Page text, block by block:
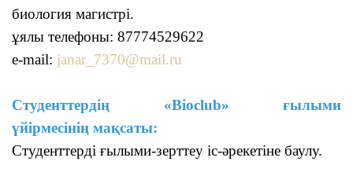
биология магистрі.
ұялы телефоны: 87774529622
e-mail: janar_7370@mail.ru
Студенттердің «Bioclub» ғылыми
үйірмесінің мақсаты:
Студенттерді ғылыми-зерттеу іс-әрекетіне баулу.